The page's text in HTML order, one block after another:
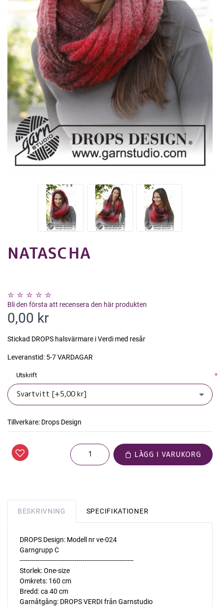
NATASCHA
Bli den första att recensera den här produkten
0,00 kr
Stickad DROPS halsvärmare i Verdi med resår
Leveranstid: 5-7 VARDAGAR
Utskrift *
Tillverkare: Drops Design
LÄGG I VARUKORG
BESKRIVNING SPECIFIKATIONER
DROPS Design: Modell nr ve-024
Garngrupp C
----------------------------------------------------------
Storlek: One-size
Omkrets: 160 cm
Bredd: ca 40 cm
Garnåtgång: DROPS VERDI från Garnstudio